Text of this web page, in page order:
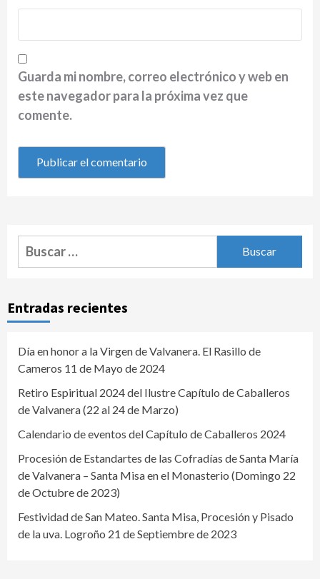
Guarda mi nombre, correo electrónico y web en
este navegador para la próxima vez que
comente.
Buscar:
Entradas recientes
Día en honor a la Virgen de Valvanera. El Rasillo de
Cameros 11 de Mayo de 2024
Retiro Espiritual 2024 del Ilustre Capítulo de Caballeros
de Valvanera (22 al 24 de Marzo)
Calendario de eventos del Capítulo de Caballeros 2024
Procesión de Estandartes de las Cofradías de Santa María
de Valvanera – Santa Misa en el Monasterio (Domingo 22
de Octubre de 2023)
Festividad de San Mateo. Santa Misa, Procesión y Pisado
de la uva. Logroño 21 de Septiembre de 2023